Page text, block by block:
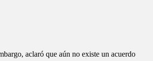
aclaró que aún no existe un acuerdo